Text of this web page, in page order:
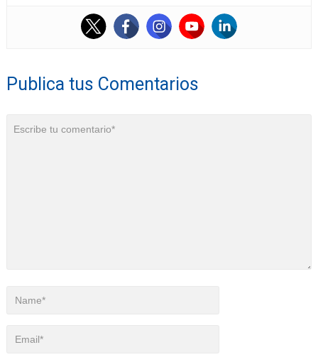
Publica tus Comentarios